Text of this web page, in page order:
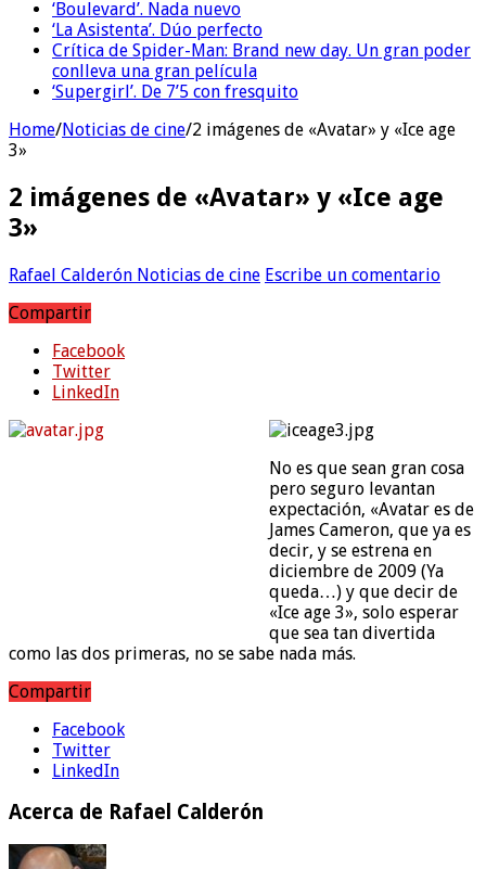
‘Boulevard’. Nada nuevo
‘La Asistenta’. Dúo perfecto
Crítica de Spider-Man: Brand new day. Un gran poder
conlleva una gran película
‘Supergirl’. De 7’5 con fresquito
Home/Noticias de cine/2 imágenes de «Avatar» y «Ice age
3»
2 imágenes de «Avatar» y «Ice age
3»
Rafael Calderón Noticias de cine Escribe un comentario
Compartir
Facebook
Twitter
LinkedIn
No es que sean gran cosa
pero seguro levantan
expectación, «Avatar es de
James Cameron, que ya es
decir, y se estrena en
diciembre de 2009 (Ya
queda…) y que decir de
«Ice age 3», solo esperar
que sea tan divertida
como las dos primeras, no se sabe nada más.
Compartir
Facebook
Twitter
LinkedIn
Acerca de Rafael Calderón